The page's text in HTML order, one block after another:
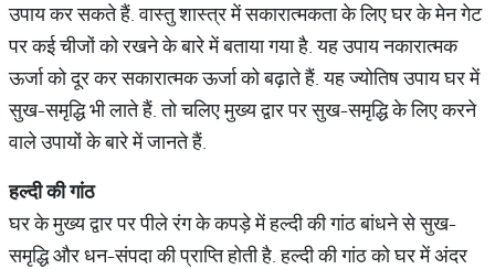
उपाय कर सकते हैं. वास्तु शास्त्र में सकारात्मकता के लिए घर के मेन गेट
पर कई चीजों को रखने के बारे में बताया गया है. यह उपाय नकारात्मक
ऊर्जा को दूर कर सकारात्मक ऊर्जा को बढ़ाते हैं. यह ज्योतिष उपाय घर में
सुख-समृद्धि भी लाते हैं. तो चलिए मुख्य द्वार पर सुख-समृद्धि के लिए करने
वाले उपायों के बारे में जानते हैं.
हल्दीकीगांठ
घर के मुख्य द्वार पर पीले रंग के कपड़े में हल्दी की गांठ बांधने से सुख-
समृद्धि और धन-संपदा की प्राप्ति होती है. हल्दी की गांठ को घर में अंदर